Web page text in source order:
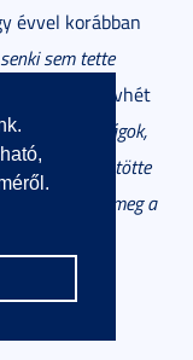
évvel korábban
sem tette
első könyvhét
társaságok,
, csak a sajtó ütötte
próbálkoztak meg a